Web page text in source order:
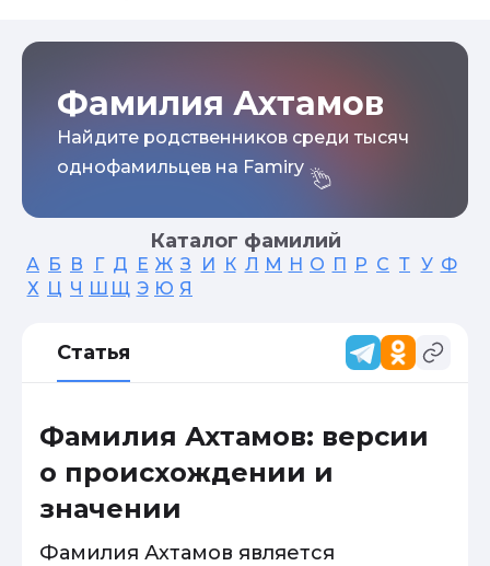
Фамилия Ахтамов
Найдите родственников среди тысяч
однофамильцев на Famiry
Каталог фамилий
А Б В Г Д Е Ж З И К Л М Н О П Р С Т У Ф
Х Ц Ч Ш Щ Э Ю Я
Статья
Фамилия Ахтамов: версии
о происхождении и
значении
Фамилия Ахтамов является